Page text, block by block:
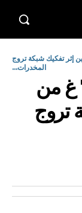
غ من الكوكايين إثر تفكيك شبكة تروج
المخدرات...
وهران: الأمن يحجز 760 غ من
تروج